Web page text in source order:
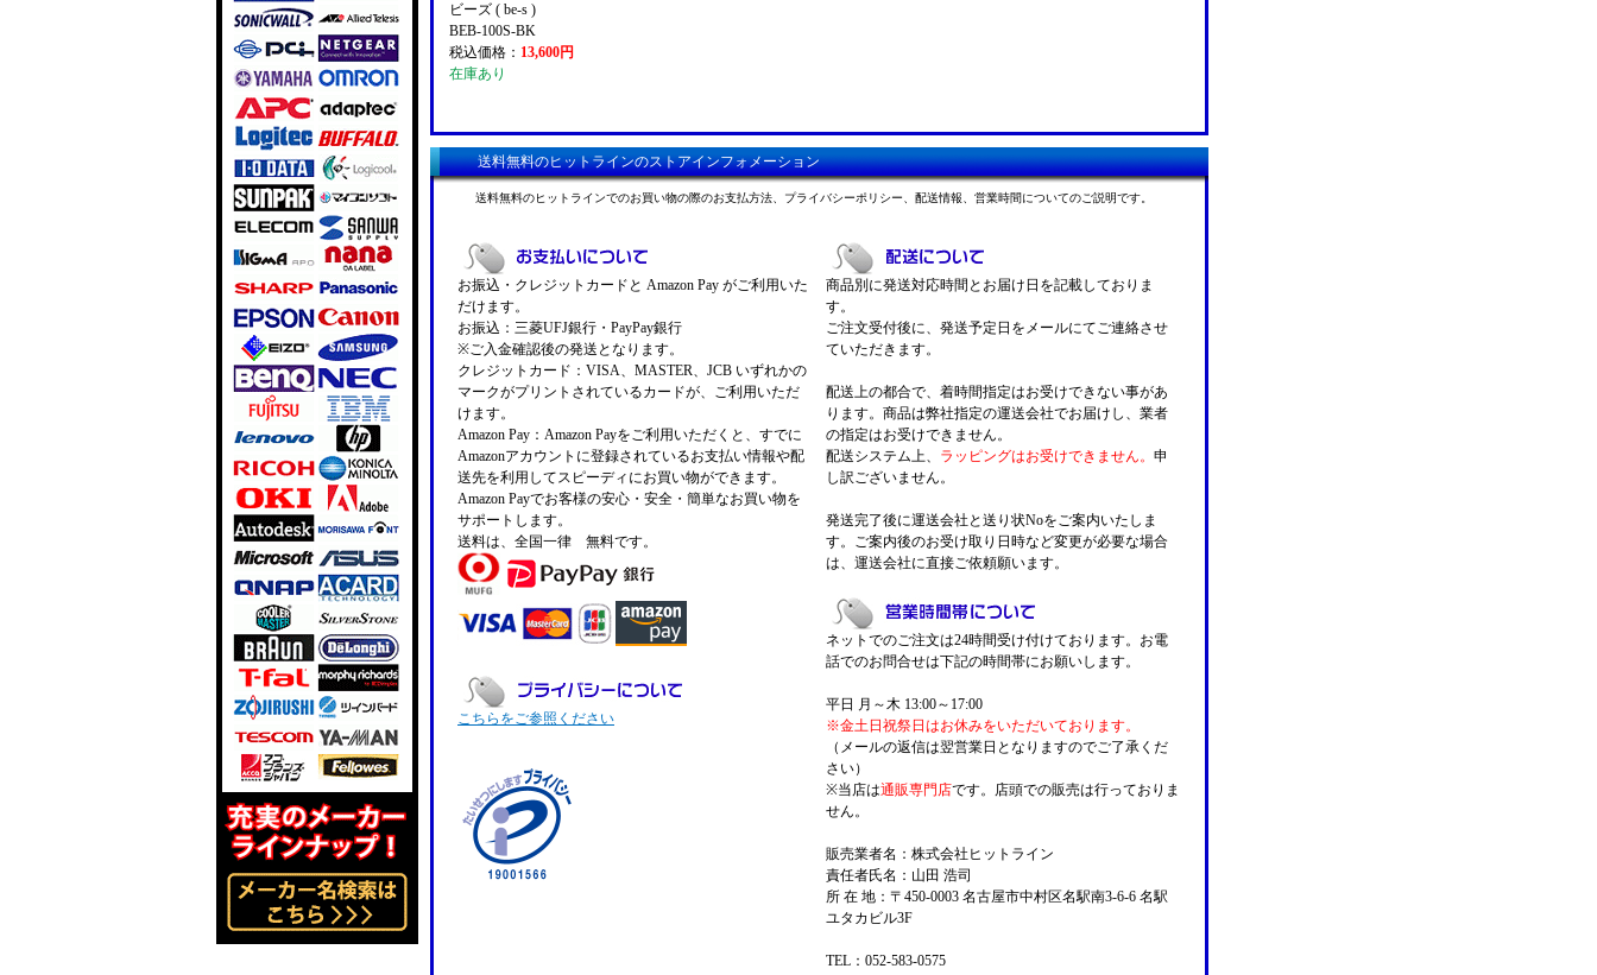
ビーズ ( be-s )
BEB-100S-BK
税込価格： 13,600円
在庫あり
送料無料のヒットラインのストアインフォメーション
送料無料のヒットラインでのお買い物の際のお支払方法、プライバシーポリシー、配送情報、営業時間についてのご説明です。
お振込・クレジットカードと Amazon Pay がご利用いた
だけます。
お振込：三菱UFJ銀行・PayPay銀行
※ご入金確認後の発送となります。
クレジットカード：VISA、MASTER、JCB いずれかの
マークがプリントされているカードが、ご利用いただ
けます。
Amazon Pay：Amazon Payをご利用いただくと、すでに
Amazonアカウントに登録されているお支払い情報や配
送先を利用してスピーディにお買い物ができます。
Amazon Payでお客様の安心・安全・簡単なお買い物を
サポートします。
送料は、全国一律 無料です。
こちらをご参照ください
商品別に発送対応時間とお届け日を記載しておりま
す。
ご注文受付後に、発送予定日をメールにてご連絡させ
ていただきます。
配送上の都合で、着時間指定はお受けできない事があ
ります。商品は弊社指定の運送会社でお届けし、業者
の指定はお受けできません。
配送システム上、
ラッピングはお受けできません。 申
し訳ございません。
発送完了後に運送会社と送り状Noをご案内いたしま
す。ご案内後のお受け取り日時など変更が必要な場合
は、運送会社に直接ご依頼願います。
ネットでのご注文は24時間受け付けております。お電
話でのお問合せは下記の時間帯にお願いします。
平日 月～木 13:00～17:00
※金土日祝祭日はお休みをいただいております。
（メールの返信は翌営業日となりますのでご了承くだ
さい）
※当店は通販専門店です。店頭での販売は行っておりま
せん。
販売業者名：株式会社ヒットライン
責任者氏名：山田 浩司
所 在 地：〒450-0003 名古屋市中村区名駅南3-6-6 名駅
ユタカビル3F
TEL：052-583-0575